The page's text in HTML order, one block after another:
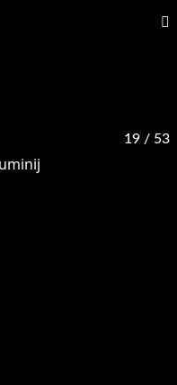
19 / 53